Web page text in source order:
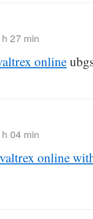
27 min
online
04 min
online